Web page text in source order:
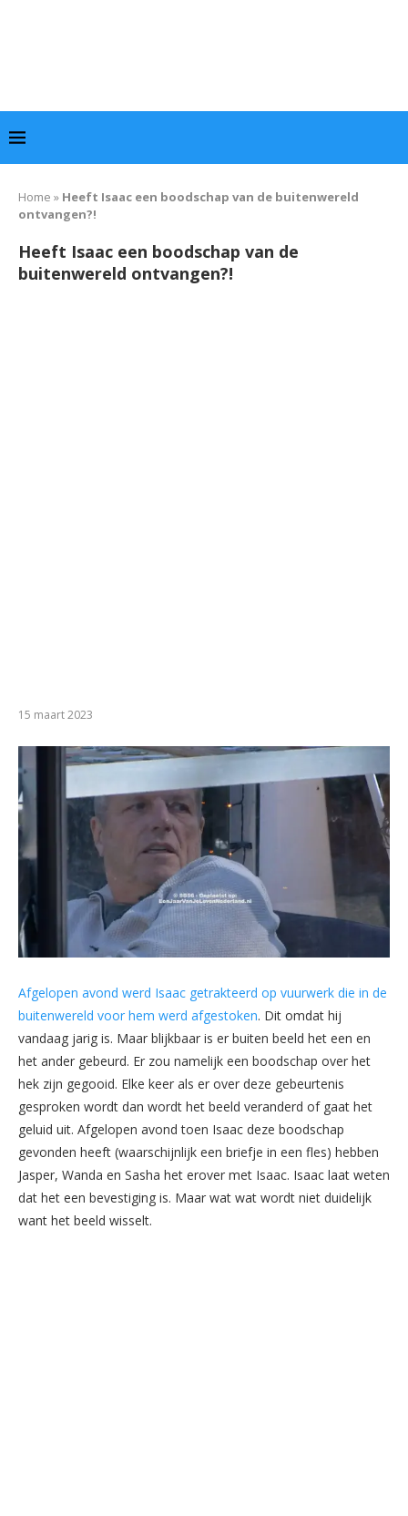
Home » Heeft Isaac een boodschap van de buitenwereld
ontvangen?!
Heeft Isaac een boodschap van de
buitenwereld ontvangen?!
15 maart 2023
Afgelopen avond werd Isaac getrakteerd op vuurwerk die in de
buitenwereld voor hem werd afgestoken. Dit omdat hij
vandaag jarig is. Maar blijkbaar is er buiten beeld het een en
het ander gebeurd. Er zou namelijk een boodschap over het
hek zijn gegooid. Elke keer als er over deze gebeurtenis
gesproken wordt dan wordt het beeld veranderd of gaat het
geluid uit. Afgelopen avond toen Isaac deze boodschap
gevonden heeft (waarschijnlijk een briefje in een fles) hebben
Jasper, Wanda en Sasha het erover met Isaac. Isaac laat weten
dat het een bevestiging is. Maar wat wat wordt niet duidelijk
want het beeld wisselt.